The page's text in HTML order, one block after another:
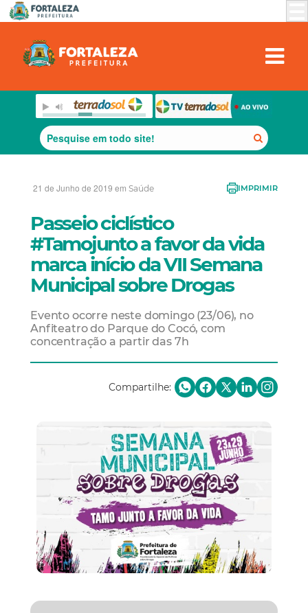
21 de Junho de 2019 em Saúde IMPRIMIR
Passeio ciclístico
#Tamojunto a favor da vida
marca início da VII Semana
Municipal sobre Drogas
Evento ocorre neste domingo (23/06), no
Anfiteatro do Parque do Cocó, com
concentração a partir das 7h
Compartilhe: